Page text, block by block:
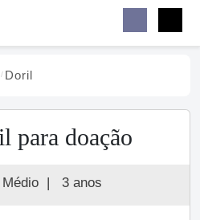
Doril
para doação
Médio | 3 anos